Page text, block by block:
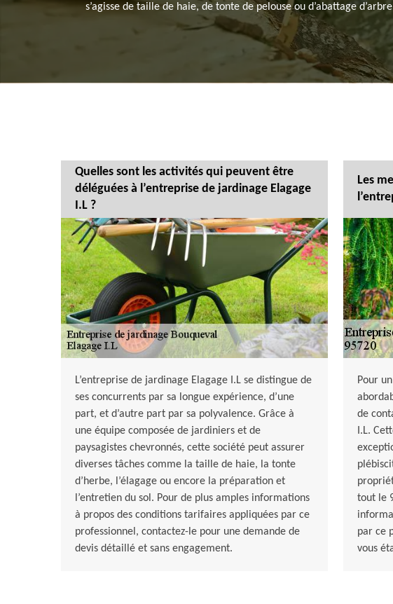
s’agisse de taille de haie, de tonte de pelouse ou d’abattage
Quelles sont les activités qui peuvent être
déléguées à l’entreprise de jardinage Elagage
I.L ?
L’entreprise de jardinage Elagage I.L se distingue de
ses concurrents par sa longue expérience, d’une
part, et d’autre part par sa polyvalence. Grâce à
une équipe composée de jardiniers et de
paysagistes chevronnés, cette société peut assurer
diverses tâches comme la taille de haie, la tonte
d’herbe, l’élagage ou encore la préparation et
l’entretien du sol. Pour de plus amples informations
à propos des conditions tarifaires appliquées par ce
professionnel, contactez-le pour une demande de
devis détaillé et sans engagement.
Les
Pour
de
I.L.
tout le
par ce
vous